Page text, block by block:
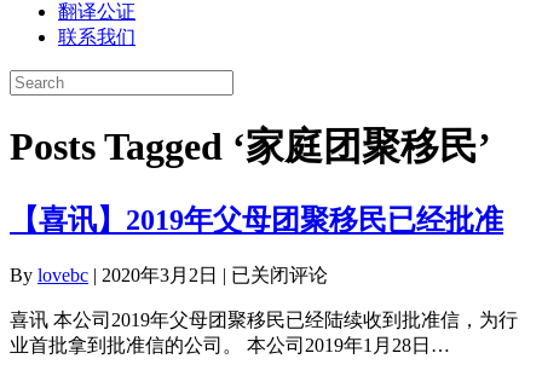
翻译公证
联系我们
Posts Tagged ‘家庭团聚移民’
【喜讯】2019年父母团聚移民已经批准
By lovebc | 2020年3月2日 | 【喜
2019
年
已关闭评论
喜讯 本公司2019年父母团聚移民已经陆续收到批准信，为行
业首批拿到批准信的公司。 本公司2019年1月28日…